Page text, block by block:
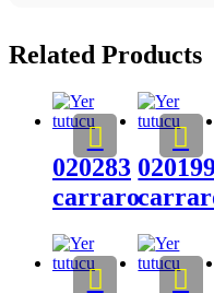
Related Products
020283
carraro